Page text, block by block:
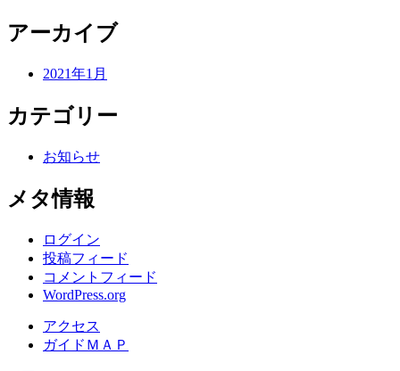
アーカイブ
2021年1月
カテゴリー
お知らせ
メタ情報
ログイン
投稿フィード
コメントフィード
WordPress.org
アクセス
ガイドＭＡＰ